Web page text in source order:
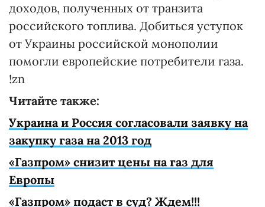
доходов, полученных от транзита
российского топлива. Добиться уступок
от Украины российской монополии
помогли европейские потребители газа.
!zn
Читайте также:
Украина и Россия согласовали заявку на
закупку газа на 2013 год
«Газпром» снизит цены на газ для
Европы
«Газпром» подаст в суд? Ждем!!!